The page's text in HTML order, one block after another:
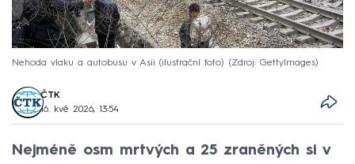
Nehoda vlaku a autobusu v Asii (ilustrační foto) Zdroj: GettyImages
ČTK
16. kvě 2026, 13:54
Nejméně osm mrtvých a 25 zraněných si v